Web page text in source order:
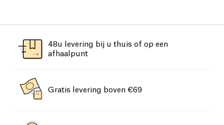
48u levering bij u thuis of op een
afhaalpunt
Gratis levering boven €69